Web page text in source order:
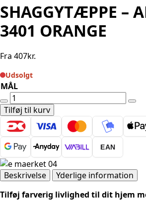
SHAGGYTÆPPE –
3401 ORANGE
Fra 407kr.
Udsolgt
MÅL
SHAGGYTÆPPE
-
ALVOR
3401
ORANGE
antal
Tilføj til kurv
EAN
Beskrivelse
Yderlige information
Tilføj farverig livlighed til dit hjem